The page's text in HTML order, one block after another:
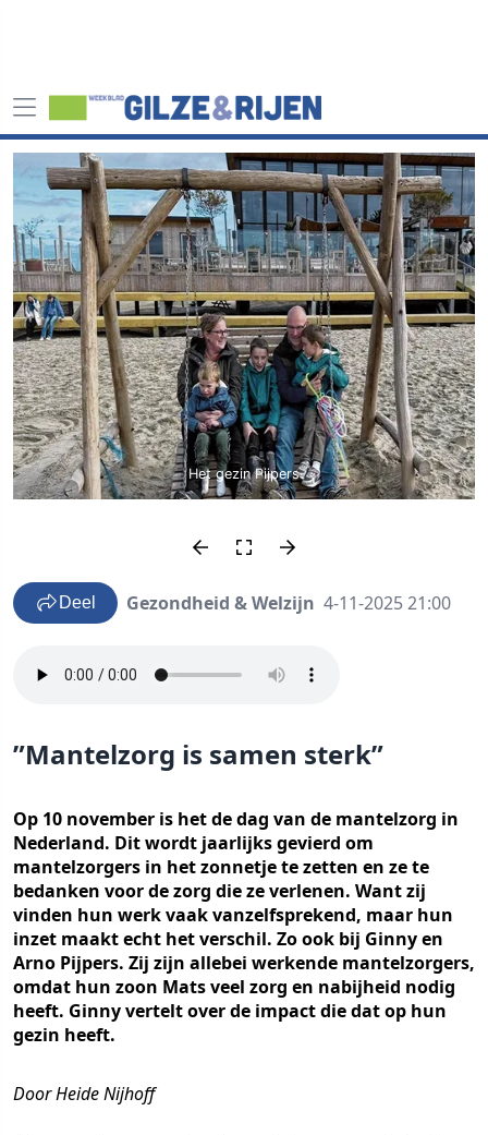
Het gezin Pijpers
Deel Gezondheid & Welzijn 4-11-2025 21:00
”Mantelzorg is samen sterk”
Op 10 november is het de dag van de mantelzorg in
Nederland. Dit wordt jaarlijks gevierd om
mantelzorgers in het zonnetje te zetten en ze te
bedanken voor de zorg die ze verlenen. Want zij
vinden hun werk vaak vanzelfsprekend, maar hun
inzet maakt echt het verschil. Zo ook bij Ginny en
Arno Pijpers. Zij zijn allebei werkende mantelzorgers,
omdat hun zoon Mats veel zorg en nabijheid nodig
heeft. Ginny vertelt over de impact die dat op hun
gezin heeft.
Door Heide Nijhoff